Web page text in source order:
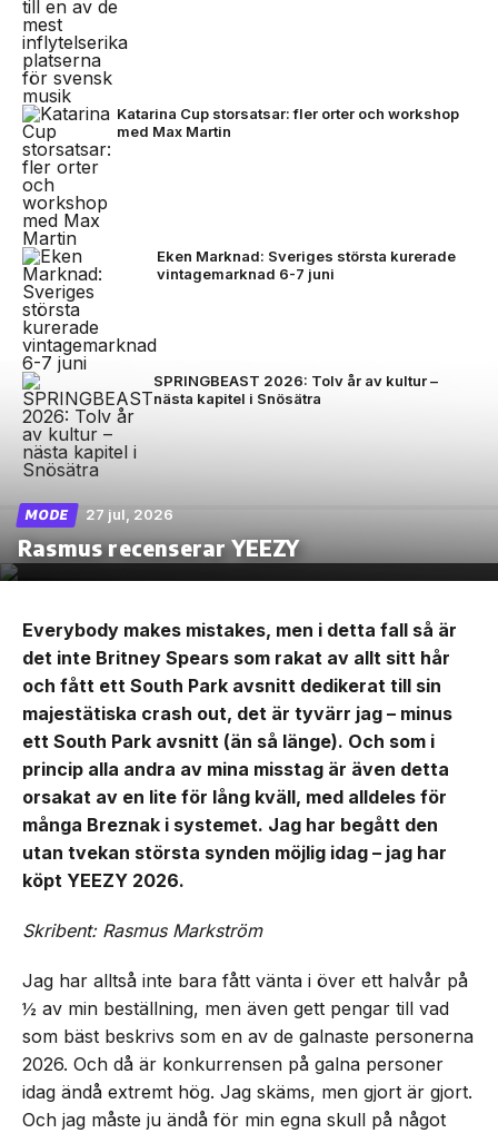
Katarina Cup storsatsar: fler orter och workshop
med Max Martin
Eken Marknad: Sveriges största kurerade
vintagemarknad 6-7 juni
SPRINGBEAST 2026: Tolv år av kultur –
nästa kapitel i Snösätra
MODE 27 jul, 2026
Rasmus recenserar YEEZY
Everybody makes mistakes, men i detta fall så är
det inte Britney Spears som rakat av allt sitt hår
och fått ett South Park avsnitt dedikerat till sin
majestätiska crash out, det är tyvärr jag – minus
ett South Park avsnitt (än så länge). Och som i
princip alla andra av mina misstag är även detta
orsakat av en lite för lång kväll, med alldeles för
många Breznak i systemet. Jag har begått den
utan tvekan största synden möjlig idag – jag har
köpt YEEZY 2026.
Skribent: Rasmus Markström
Jag har alltså inte bara fått vänta i över ett halvår på
½ av min beställning, men även gett pengar till vad
som bäst beskrivs som en av de galnaste personerna
2026. Och då är konkurrensen på galna personer
idag ändå extremt hög. Jag skäms, men gjort är gjort.
Och jag måste ju ändå för min egna skull på något